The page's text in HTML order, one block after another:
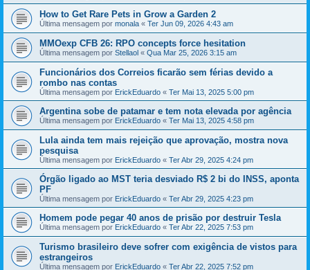
How to Get Rare Pets in Grow a Garden 2
Última mensagem por monala « Ter Jun 09, 2026 4:43 am
MMOexp CFB 26: RPO concepts force hesitation
Última mensagem por Stellaol « Qua Mar 25, 2026 3:15 am
Funcionários dos Correios ficarão sem férias devido a
rombo nas contas
Última mensagem por ErickEduardo « Ter Mai 13, 2025 5:00 pm
Argentina sobe de patamar e tem nota elevada por agência
Última mensagem por ErickEduardo « Ter Mai 13, 2025 4:58 pm
Lula ainda tem mais rejeição que aprovação, mostra nova
pesquisa
Última mensagem por ErickEduardo « Ter Abr 29, 2025 4:24 pm
Órgão ligado ao MST teria desviado R$ 2 bi do INSS, aponta
PF
Última mensagem por ErickEduardo « Ter Abr 29, 2025 4:23 pm
Homem pode pegar 40 anos de prisão por destruir Tesla
Última mensagem por ErickEduardo « Ter Abr 22, 2025 7:53 pm
Turismo brasileiro deve sofrer com exigência de vistos para
estrangeiros
Última mensagem por ErickEduardo « Ter Abr 22, 2025 7:52 pm